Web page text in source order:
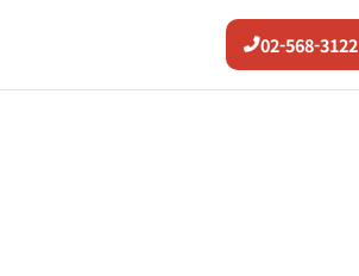
02-568-3122